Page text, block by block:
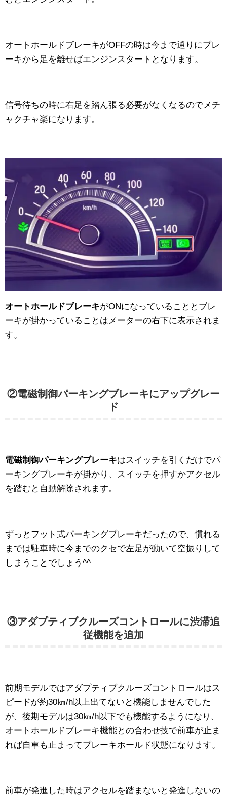
オートホールドブレーキがOFFの時は今まで通りにブレ
ーキから足を離せばエンジンスタートとなります。
信号待ちの時に右足を踏ん張る必要がなくなるのでメチ
ャクチャ楽になります。
オートホールドブレーキがONになっていることとブレ
ーキが掛かっていることはメーターの右下に表示されま
す。
②電磁制御パーキングブレーキにアップグレー
ド
電磁制御パーキングブレーキはスイッチを引くだけでパ
ーキングブレーキが掛かり、スイッチを押すかアクセル
を踏むと自動解除されます。
ずっとフット式パーキングブレーキだったので、慣れる
までは駐車時に今までのクセで左足が動いて空振りして
しまうことでしょう^^
③アダプティブクルーズコントロールに渋滞追
従機能を追加
前期モデルではアダプティブクルーズコントロールはス
ピードが約30㎞/h以上出てないと機能しませんでした
が、後期モデルは30㎞/h以下でも機能するようになり、
オートホールドブレーキ機能との合わせ技で前車が止ま
れば自車も止まってブレーキホールド状態になります。
前車が発進した時はアクセルを踏まないと発進しないの